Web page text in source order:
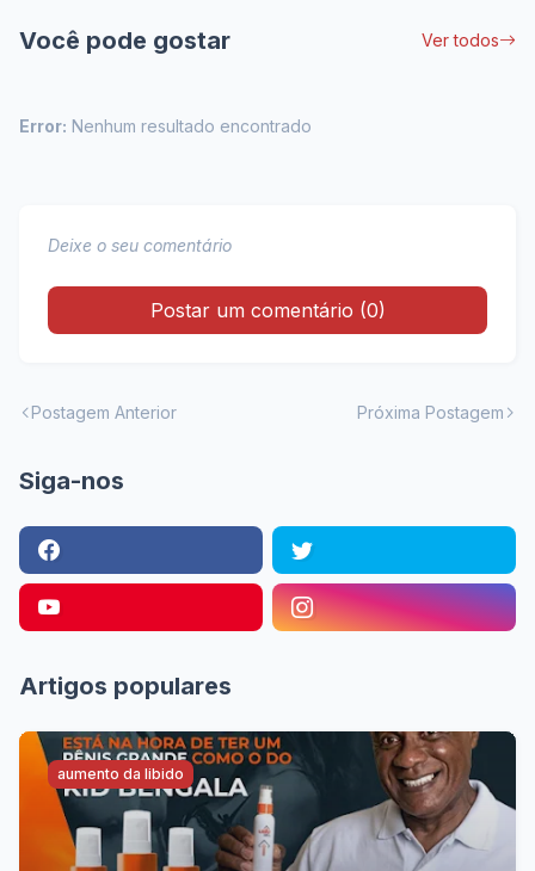
Você pode gostar Ver todos
Error: Nenhum resultado encontrado
Deixe o seu comentário
Postar um comentário (0)
Postagem Anterior Próxima Postagem
Siga-nos
Artigos populares
aumento da libido